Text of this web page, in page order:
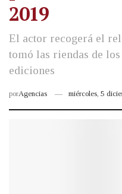
2019
El actor recogerá el
tomó las riendas de
ediciones
porAgencias miércoles, 5